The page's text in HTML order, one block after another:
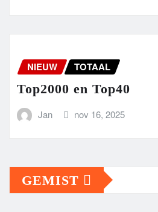
NIEUW TOTAAL
Top2000 en Top40
Jan nov 16, 2025
GEMIST